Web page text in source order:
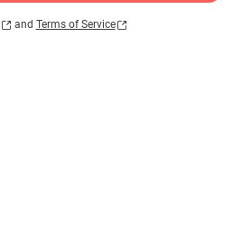
and Terms of Service